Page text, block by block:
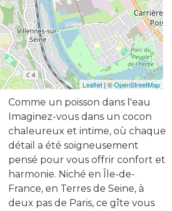
Leaflet | ©OpenStreetMap
Comme un poisson dans l'eau
Imaginez-vous dans un cocon
chaleureux et intime, où chaque
détail a été soigneusement
pensé pour vous offrir confort et
harmonie. Niché en Île-de-
France, en Terres de Seine, à
deux pas de Paris, ce gîte vous